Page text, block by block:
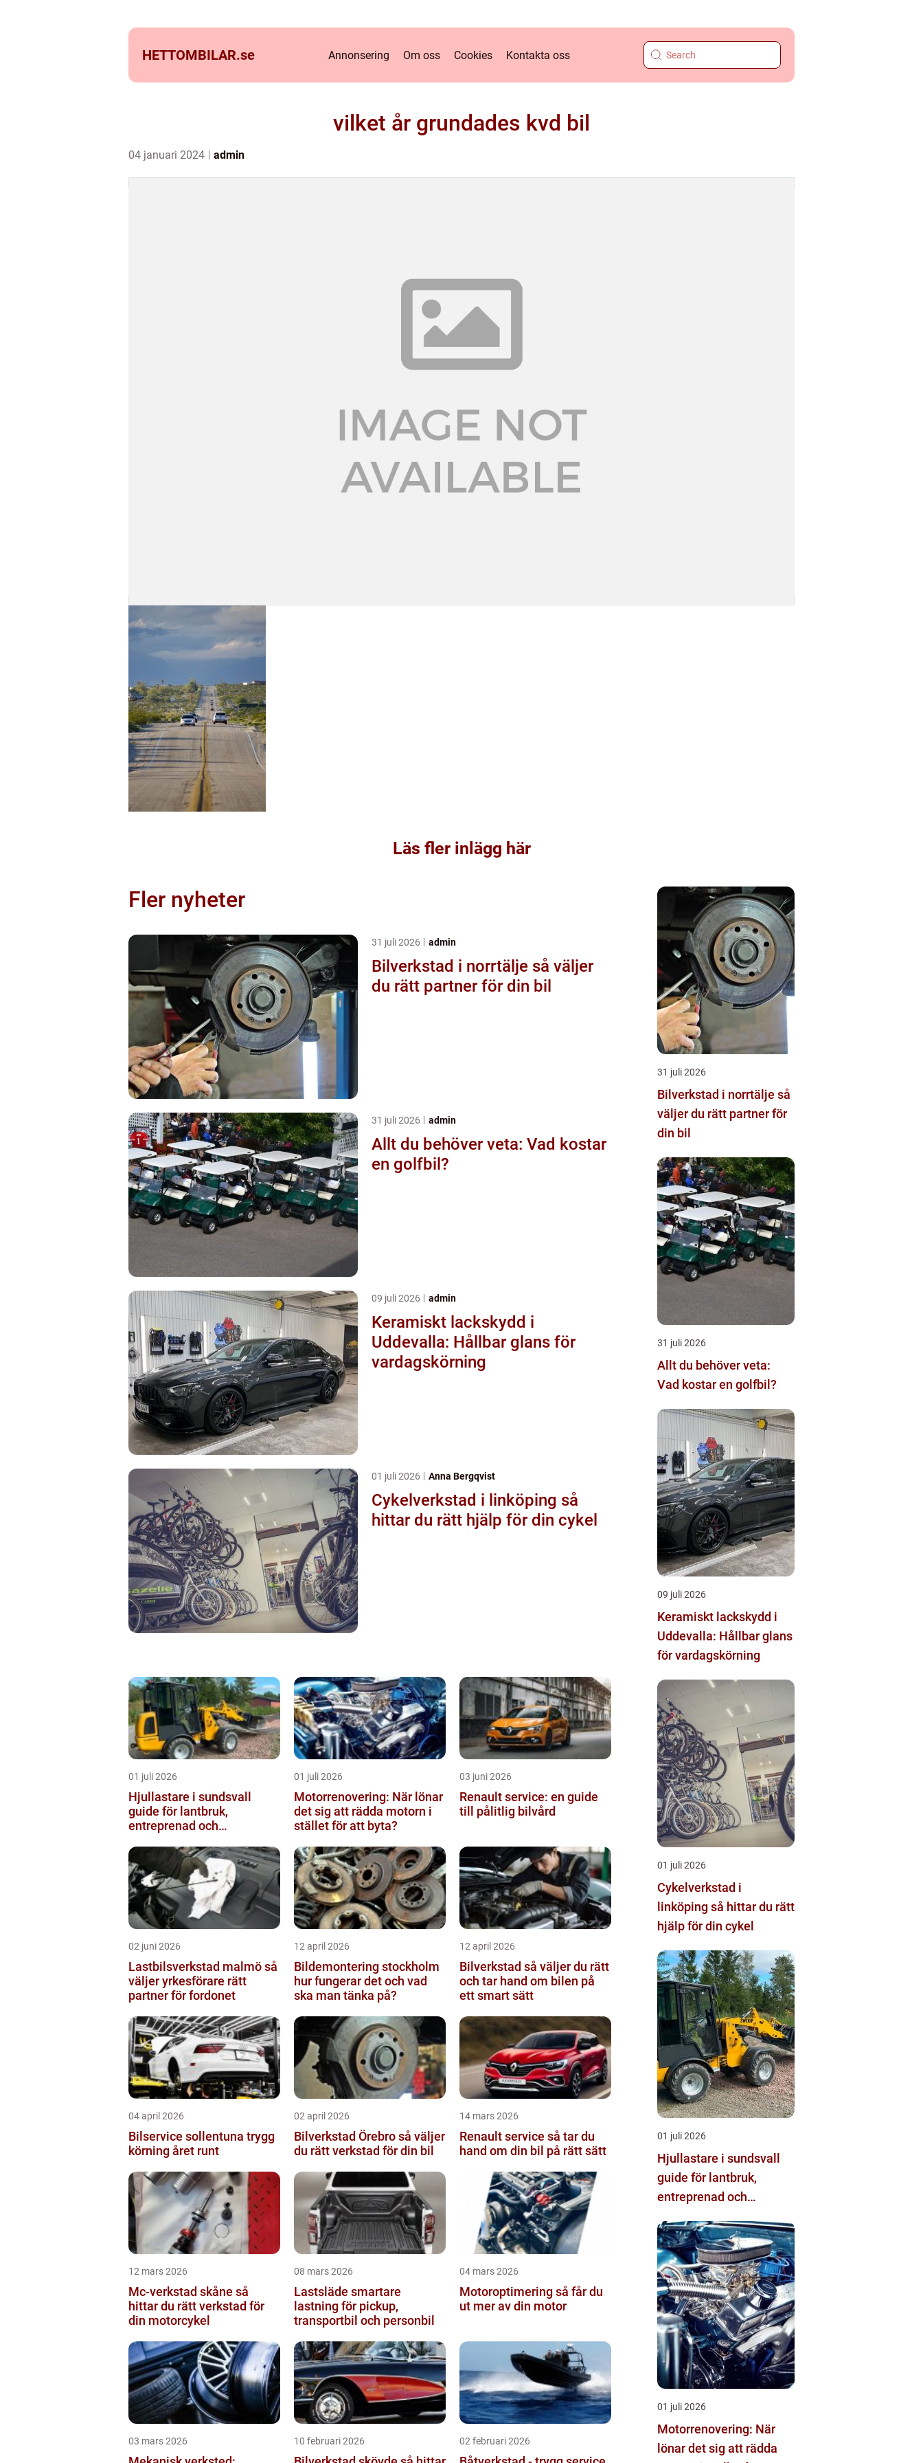
HETTOMBILAR.se Annonsering Om oss Cookies Kontakta oss
vilket år grundades kvd bil
04 januari 2024 admin
Läs fler inlägg här
Fler nyheter
31 juli 2026 admin
Bilverkstad i norrtälje så väljer
du rätt partner för din bil
31 juli 2026 admin
Allt du behöver veta: Vad kostar
en golfbil?
09 juli 2026 admin
Keramiskt lackskydd i
Uddevalla: Hållbar glans för
vardagskörning
01 juli 2026 Anna Bergqvist
Cykelverkstad i linköping så
hittar du rätt hjälp för din cykel
01 juli 2026
Hjullastare i sundsvall
guide för lantbruk,
entreprenad och
01 juli 2026
Motorrenovering: När lönar
det sig att rädda motorn i
stället för att byta?
03 juni 2026
Renault service: en guide
till pålitlig bilvård
02 juni 2026
Lastbilsverkstad malmö så
väljer yrkesförare rätt
partner för fordonet
12 april 2026
Bildemontering stockholm
hur fungerar det och vad
ska man tänka på?
12 april 2026
Bilverkstad så väljer du rätt
och tar hand om bilen på
ett smart sätt
04 april 2026
Bilservice sollentuna trygg
körning året runt
02 april 2026
Bilverkstad Örebro så väljer
du rätt verkstad för din bil
14 mars 2026
Renault service så tar du
hand om din bil på rätt sätt
12 mars 2026
Mc-verkstad skåne så
hittar du rätt verkstad för
din motorcykel
08 mars 2026
Lastsläde smartare
lastning för pickup,
transportbil och personbil
04 mars 2026
Motoroptimering så får du
ut mer av din motor
03 mars 2026 10 februari 2026 02 februari 2026
31 juli 2026
Bilverkstad i norrtälje så
väljer du rätt partner för
din bil
31 juli 2026
Allt du behöver veta:
Vad kostar en golfbil?
09 juli 2026
Keramiskt lackskydd i
Uddevalla: Hållbar glans
för vardagskörning
01 juli 2026
Cykelverkstad i
linköping så hittar du rätt
hjälp för din cykel
01 juli 2026
Hjullastare i sundsvall
guide för lantbruk,
entreprenad och
01 juli 2026
Motorrenovering: När
lönar det sig att rädda